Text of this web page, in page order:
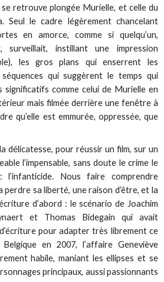
retrouve plongée Murielle, et celle du
Seul le cadre légèrement chancelant
en amorce, comme si quelqu’un,
surveillait, instillant une impression
les gros plans qui enserrent les
qui suggèrent le temps qui
significatifs comme celui de Murielle en
mais filmée derrière une fenêtre à
qu’elle est emmurée, oppressée, que
délicatesse, pour réussir un film, sur un
l’impensable, sans doute le crime le
Nous faire comprendre
sa liberté, une raison d’être, et la
d’abord : le scénario de Joachim
et Thomas Bidegain qui avait
pour adapter très librement ce
en 2007, l’affaire Geneviève
habile, maniant les ellipses et se
principaux, aussi passionnants